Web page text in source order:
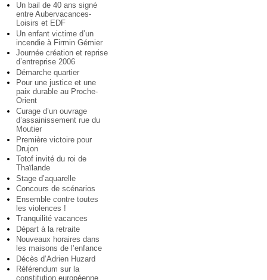
Un bail de 40 ans signé
entre Aubervacances-
Loisirs et EDF
Un enfant victime d’un
incendie à Firmin Gémier
Journée création et reprise
d’entreprise 2006
Démarche quartier
Pour une justice et une
paix durable au Proche-
Orient
Curage d’un ouvrage
d’assainissement rue du
Moutier
Première victoire pour
Drujon
Totof invité du roi de
Thaïlande
Stage d’aquarelle
Concours de scénarios
Ensemble contre toutes
les violences !
Tranquilité vacances
Départ à la retraite
Nouveaux horaires dans
les maisons de l’enfance
Décès d’Adrien Huzard
Référendum sur la
constitution européenne